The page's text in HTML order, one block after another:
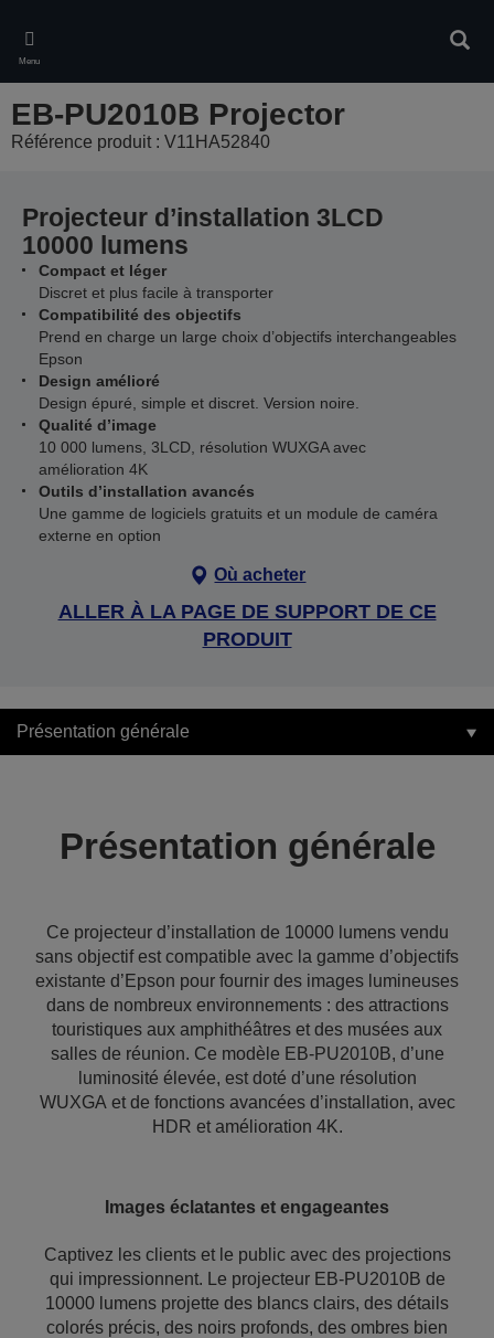
main
content
Menu
EB-PU2010B Projector
Référence produit : V11HA52840
Projecteur d’installation 3LCD
10000 lumens
Compact et léger
Discret et plus facile à transporter
Compatibilité des objectifs
Prend en charge un large choix d’objectifs interchangeables
Epson
Design amélioré
Design épuré, simple et discret. Version noire.
Qualité d’image
10 000 lumens, 3LCD, résolution WUXGA avec
amélioration 4K
Outils d’installation avancés
Une gamme de logiciels gratuits et un module de caméra
externe en option
Où acheter
ALLER À LA PAGE DE SUPPORT DE CE
PRODUIT
Présentation générale
Présentation générale
Ce projecteur d’installation de 10000 lumens vendu
sans objectif est compatible avec la gamme d’objectifs
existante d’Epson pour fournir des images lumineuses
dans de nombreux environnements : des attractions
touristiques aux amphithéâtres et des musées aux
salles de réunion. Ce modèle EB-PU2010B, d’une
luminosité élevée, est doté d’une résolution
WUXGA et de fonctions avancées d’installation, avec
HDR et amélioration 4K.
Images éclatantes et engageantes
Captivez les clients et le public avec des projections
qui impressionnent. Le projecteur EB-PU2010B de
10000 lumens projette des blancs clairs, des détails
colorés précis, des noirs profonds, des ombres bien